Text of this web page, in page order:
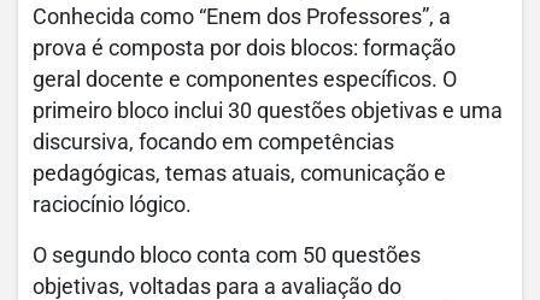
Conhecida como “Enem dos Professores”, a
prova é composta por dois blocos: formação
geral docente e componentes específicos. O
primeiro bloco inclui 30 questões objetivas e uma
discursiva, focando em competências
pedagógicas, temas atuais, comunicação e
raciocínio lógico.
O segundo bloco conta com 50 questões
objetivas, voltadas para a avaliação do